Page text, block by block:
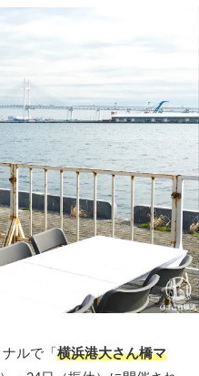
ルで「横浜港大さん橋マ